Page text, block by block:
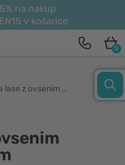
na nakup
v košarico
0
Maska za lase z ovsenim mlekom in medom